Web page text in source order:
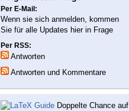
Per E-Mail:
Wenn sie sich anmelden, kommen
Sie für alle Updates hier in Frage
Per RSS:
Antworten
Antworten und Kommentare
Doppelte Chance auf